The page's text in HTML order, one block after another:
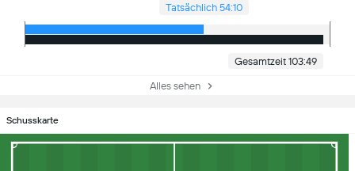
Tatsächlich 54:10
Gesamtzeit 103:49
Alles sehen
Schusskarte